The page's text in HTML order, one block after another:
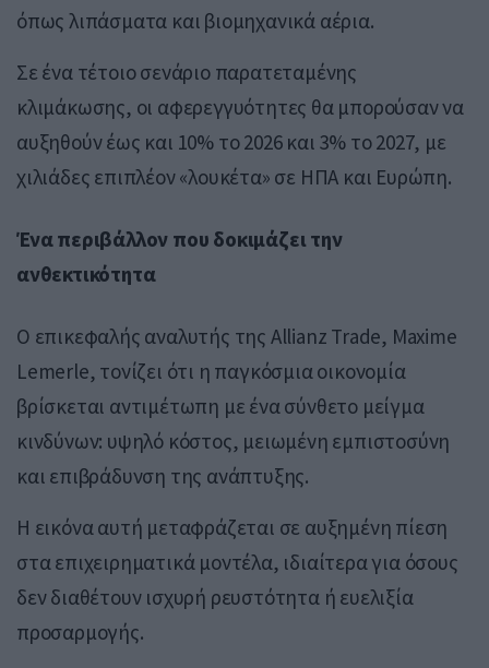
όπως λιπάσματα και βιομηχανικά αέρια.
Σε ένα τέτοιο σενάριο παρατεταμένης
κλιμάκωσης, οι αφερεγγυότητες θα μπορούσαν να
αυξηθούν έως και 10% το 2026 και 3% το 2027, με
χιλιάδες επιπλέον «λουκέτα» σε ΗΠΑ και Ευρώπη.
Ένα περιβάλλον που δοκιμάζει την
ανθεκτικότητα
Ο επικεφαλής αναλυτής της Allianz Trade, Maxime
Lemerle, τονίζει ότι η παγκόσμια οικονομία
βρίσκεται αντιμέτωπη με ένα σύνθετο μείγμα
κινδύνων: υψηλό κόστος, μειωμένη εμπιστοσύνη
και επιβράδυνση της ανάπτυξης.
Η εικόνα αυτή μεταφράζεται σε αυξημένη πίεση
στα επιχειρηματικά μοντέλα, ιδιαίτερα για όσους
δεν διαθέτουν ισχυρή ρευστότητα ή ευελιξία
προσαρμογής.